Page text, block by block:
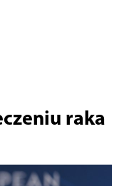
raka